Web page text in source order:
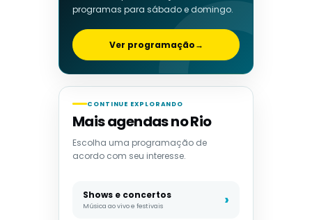
programas para sábado e domingo.
Ver programação→
CONTINUE EXPLORANDO
Mais agendas no Rio
Escolha uma programação de
acordo com seu interesse.
Shows e concertos
Música ao vivo e festivais